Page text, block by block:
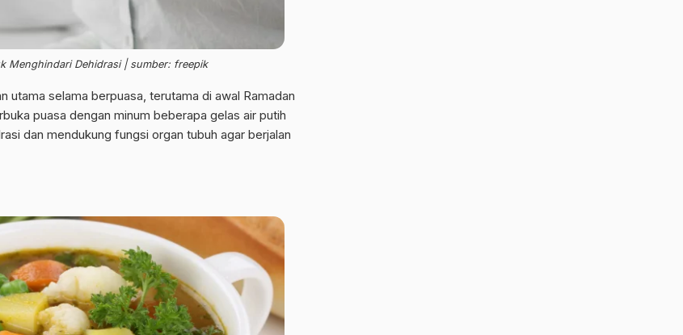
Menghindari Dehidrasi | sumber: freepik
utama selama berpuasa, terutama di awal Ramadan
puasa dengan minum beberapa gelas air putih
dan mendukung fungsi organ tubuh agar berjalan